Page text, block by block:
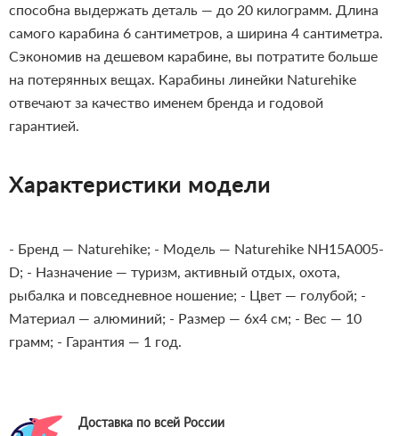
способна выдержать деталь — до 20 килограмм. Длина
самого карабина 6 сантиметров, а ширина 4 сантиметра.
Сэкономив на дешевом карабине, вы потратите больше
на потерянных вещах. Карабины линейки Naturehike
отвечают за качество именем бренда и годовой
гарантией.
Характеристики модели
- Бренд — Naturehike; - Модель — Naturehike NH15A005-
D; - Назначение — туризм, активный отдых, охота,
рыбалка и повседневное ношение; - Цвет — голубой; -
Материал — алюминий; - Размер — 6x4 см; - Вес — 10
грамм; - Гарантия — 1 год.
Доставка по всей России